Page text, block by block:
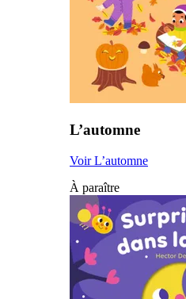
L’automne
Voir L’automne
À paraître